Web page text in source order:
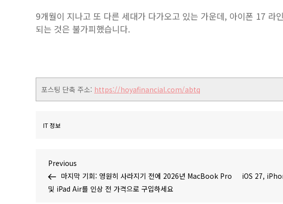
9개월이 지나고 또 다른 세대가 다가오고 있는 가운데, 아이폰 17 라
되는 것은 불가피했습니다.
포스팅 단축 주소: https://hoyafinancial.com/abtq
IT 정보
글
탐
Previous
Post
Previous
마지막 기회: 영원히 사라지기 전에 2026년 MacBook Pro
및 iPad Air를 인상 전 가격으로 구입하세요
iOS 27,